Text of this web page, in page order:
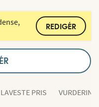
REDIGÉR
LAVESTE PRIS VURDERING